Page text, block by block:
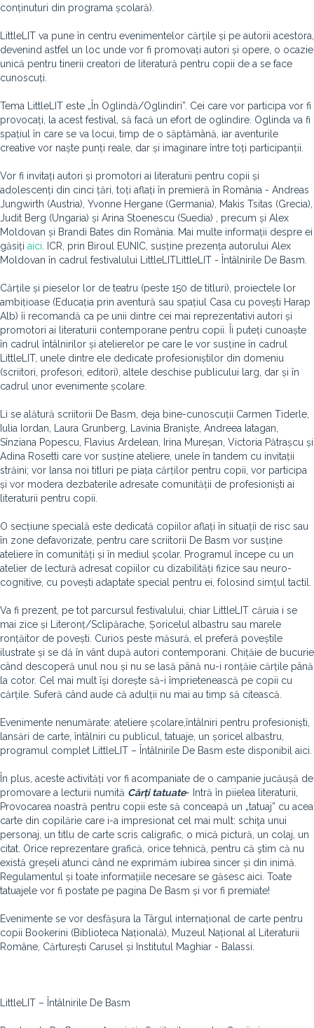
conținuturi din programa școlară).
LittleLIT va pune în centru evenimentelor cărțile și pe autorii acestora,
devenind astfel un loc unde vor fi promovați autori și opere, o ocazie
unică pentru tinerii creatori de literatură pentru copii de a se face
cunoscuți.
Tema LittleLIT este „În Oglindă/Oglindiri”. Cei care vor participa vor fi
provocați, la acest festival, să facă un efort de oglindire. Oglinda va fi
spațiul în care se va locui, timp de o săptămână, iar aventurile
creative vor naște punți reale, dar și imaginare între toți participanții.
Vor fi invitați autori și promotori ai literaturii pentru copii și
adolescenți din cinci țări, toți aflați în premieră în România - Andreas
Jungwirth (Austria), Yvonne Hergane (Germania), Makis Tsitas (Grecia),
Judit Berg (Ungaria) și Arina Stoenescu (Suedia) , precum și Alex
Moldovan și Brandi Bates din România. Mai multe informații despre ei
găsiți aici . ICR, prin Biroul EUNIC, susține prezența autorului Alex
Moldovan în cadrul festivalului LittleLITLittleLIT - Întâlnirile De Basm.
Cărțile și pieselor lor de teatru (peste 150 de titluri), proiectele lor
ambițioase (Educația prin aventură sau spațiul Casa cu povești Harap
Alb) îi recomandă ca pe unii dintre cei mai reprezentativi autori și
promotori ai literaturii contemporane pentru copii. Îi puteți cunoaște
în cadrul întâlnirilor și atelierelor pe care le vor susține în cadrul
LittleLIT, unele dintre ele dedicate profesioniștilor din domeniu
(scriitori, profesori, editori), altele deschise publicului larg, dar și în
cadrul unor evenimente școlare.
Li se alătură scriitorii De Basm, deja bine-cunoscuții Carmen Tiderle,
Iulia Iordan, Laura Grunberg, Lavinia Braniște, Andreea Iatagan,
Sînziana Popescu, Flavius Ardelean, Irina Mureșan, Victoria Pătrașcu și
Adina Rosetti care vor susține ateliere, unele în tandem cu invitații
străini; vor lansa noi titluri pe piața cărților pentru copii, vor participa
și vor modera dezbaterile adresate comunității de profesioniști ai
literaturii pentru copii.
O secțiune specială este dedicată copiilor aflați în situații de risc sau
în zone defavorizate, pentru care scriitorii De Basm vor susține
ateliere în comunități și în mediul școlar. Programul începe cu un
atelier de lectură adresat copiilor cu dizabilități fizice sau neuro-
cognitive, cu povești adaptate special pentru ei, folosind simțul tactil.
Va fi prezent, pe tot parcursul festivalului, chiar LittleLIT căruia i se
mai zice și Literonț/Sclipărache, Șoricelul albastru sau marele
ronțăitor de povești. Curios peste măsură, el preferă poveștile
ilustrate și se dă în vânt după autori contemporani. Chițăie de bucurie
când descoperă unul nou și nu se lasă până nu-i ronțăie cărțile până
la cotor. Cel mai mult își dorește să-i împrietenească pe copii cu
cărțile. Suferă când aude că adulții nu mai au timp să citească.
Evenimente nenumărate: ateliere școlare,întâlniri pentru profesioniști,
lansări de carte, întâlniri cu publicul, tatuaje, un șoricel albastru,
programul complet LittleLIT – Întâlnirile De Basm este disponibil aici.
În plus, aceste activități vor fi acompaniate de o campanie jucăușă de
promovare a lecturii numită Cărți tatuate- Intră în piielea literaturii,
Provocarea noastră pentru copii este să conceapă un „tatuaj” cu acea
carte din copilărie care i-a impresionat cel mai mult: schiţa unui
personaj, un titlu de carte scris caligrafic, o mică pictură, un colaj, un
citat. Orice reprezentare grafică, orice tehnică, pentru că ştim că nu
există greșeli atunci când ne exprimăm iubirea sincer și din inimă.
Regulamentul și toate informațiile necesare se găsesc aici. Toate
tatuajele vor fi postate pe pagina De Basm și vor fi premiate!
Evenimente se vor desfășura la Târgul internațional de carte pentru
copii Bookerini (Biblioteca Națională), Muzeul Național al Literaturii
Române, Cărturești Carusel și Institutul Maghiar - Balassi.
LittleLIT – Întâlnirile De Basm